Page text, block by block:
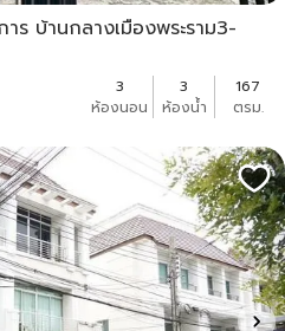
าร บ้านกลางเมืองพระราม3-
3
ห้องนอน
3
ห้องน้ำ
167
ตรม.